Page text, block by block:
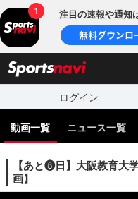
注目の速報や通知
ログイン
動画一覧 ニュース一覧
【あと❻日】大阪教育大
画】